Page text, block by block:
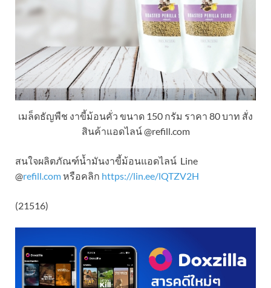
เมล็ดธัญพืช งาขี้ม้อนคั่ว ขนาด 150 กรัม ราคา 80 บาท สั่ง
สินค้าแอดไลน์ @refill.com
สนใจผลิตภัณฑ์น้ำมันงาขี้ม้อนแอดไลน์ Line
@refill.comหรือคลิก https://lin.ee/lQTZV2H
(21516)